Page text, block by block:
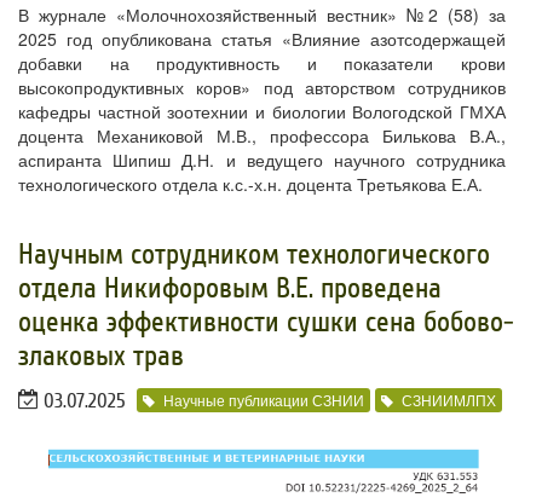
В журнале «Молочнохозяйственный вестник» №2 (58) за
2025 год опубликована статья «Влияние азотсодержащей
добавки на продуктивность и показатели крови
высокопродуктивных коров» под авторством сотрудников
кафедры частной зоотехнии и биологии Вологодской ГМХА
доцента Механиковой М.В., профессора Билькова В.А.,
аспиранта Шипиш Д.Н. и ведущего научного сотрудника
технологического отдела к.с.-х.н. доцента Третьякова Е.А.
Научным сотрудником технологического
отдела Никифоровым В.Е. проведена
оценка эффективности сушки сена бобово-
злаковых трав
03.07.2025 Научные публикации СЗНИИ СЗНИИМЛПХ